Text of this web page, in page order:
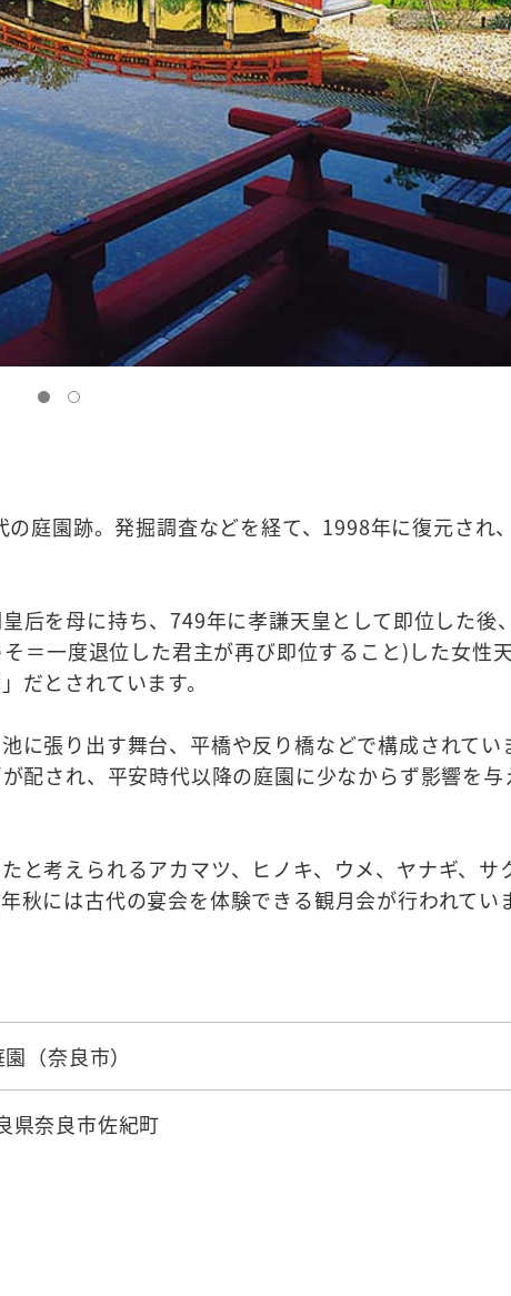
庭園跡。発掘調査などを経て、1998年に復元され
后を母に持ち、749年に孝謙天皇として即位した後、
＝一度退位した君主が再び即位すること)した女性天
だとされています。
に張り出す舞台、平橋や反り橋などで構成されてい
配され、平安時代以降の庭園に少なからず影響を与
と考えられるアカマツ、ヒノキ、ウメ、ヤナギ、サ
秋には古代の宴会を体験できる観月会が行われてい
（奈良市）
奈良市佐紀町